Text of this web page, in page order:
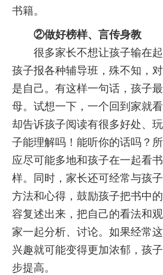
书籍。
②做好榜样、言传身教
很多家长不想让孩子输在起
孩子报各种辅导班，殊不知，
是自己。有这样一句话，孩子
母。试想一下，一个回到家就
却告诉孩子阅读有很多好处、
子能理解吗！能听你的话吗？
应尽可能多地和孩子在一起看
样。同时，家长还可经常与孩
方法和心得，鼓励孩子把书中
容复述出来，把自己的看法和
家一起分析、讨论。如果经常
兴趣就可能变得更加浓郁，孩
步提高。